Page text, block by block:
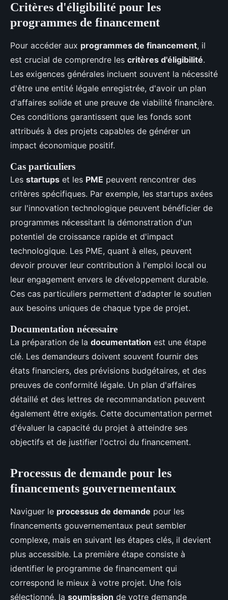
Critères d'éligibilité pour les
programmes de financement
Pour accéder aux programmes de financement, il
est crucial de comprendre les critères d'éligibilité.
Les exigences générales incluent souvent la nécessité
d'être une entité légale enregistrée, d'avoir un plan
d'affaires solide et une preuve de viabilité financière.
Ces conditions garantissent que les fonds sont
attribués à des projets capables de générer un
impact économique positif.
Cas particuliers
Les startups et les PME peuvent rencontrer des
critères spécifiques. Par exemple, les startups axées
sur l'innovation technologique peuvent bénéficier de
programmes nécessitant la démonstration d'un
potentiel de croissance rapide et d'impact
technologique. Les PME, quant à elles, peuvent
devoir prouver leur contribution à l'emploi local ou
leur engagement envers le développement durable.
Ces cas particuliers permettent d'adapter le soutien
aux besoins uniques de chaque type de projet.
Documentation nécessaire
La préparation de la documentation est une étape
clé. Les demandeurs doivent souvent fournir des
états financiers, des prévisions budgétaires, et des
preuves de conformité légale. Un plan d'affaires
détaillé et des lettres de recommandation peuvent
également être exigés. Cette documentation permet
d'évaluer la capacité du projet à atteindre ses
objectifs et de justifier l'octroi du financement.
Processus de demande pour les
financements gouvernementaux
Naviguer le processus de demande pour les
financements gouvernementaux peut sembler
complexe, mais en suivant les étapes clés, il devient
plus accessible. La première étape consiste à
identifier le programme de financement qui
correspond le mieux à votre projet. Une fois
sélectionné, la soumission de votre demande